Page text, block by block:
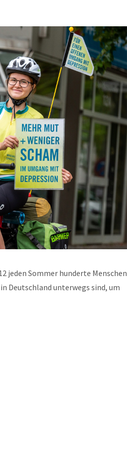
jeden Sommer hunderte Menschen
Deutschland unterwegs sind, um